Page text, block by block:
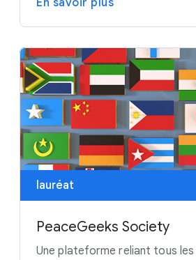
lauréat
PeaceGeeks Society
Une plateforme reliant tous les